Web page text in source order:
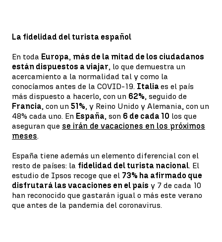
La fidelidad del turista español
En toda Europa, más de la mitad de los ciudadanos
están dispuestos a viajar, lo que demuestra un
acercamiento a la normalidad tal y como la
conocíamos antes de la COVID-19. Italia es el país
más dispuesto a hacerlo, con un 62%, seguido de
Francia, con un 51%, y Reino Unido y Alemania, con un
48% cada uno. En España, son 6 de cada 10 los que
aseguran que se irán de vacaciones en los próximos
meses.
España tiene además un elemento diferencial con el
resto de países: la fidelidad del turista nacional. El
estudio de Ipsos recoge que el 73% ha afirmado que
disfrutará las vacaciones en el país y 7 de cada 10
han reconocido que gastarán igual o más este verano
que antes de la pandemia del coronavirus.